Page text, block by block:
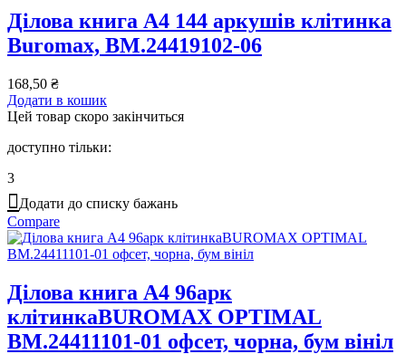
Ділова книга А4 144 аркушів клітинка
Buromax, BM.24419102-06
168,50 ₴
Додати в кошик
Цей товар скоро закінчиться
доступно тільки:
3
Додати до списку бажань
Compare
Ділова книга А4 96арк
клітинкаBUROMAX OPTIMAL
BM.24411101-01 офсет, чорна, бум вініл